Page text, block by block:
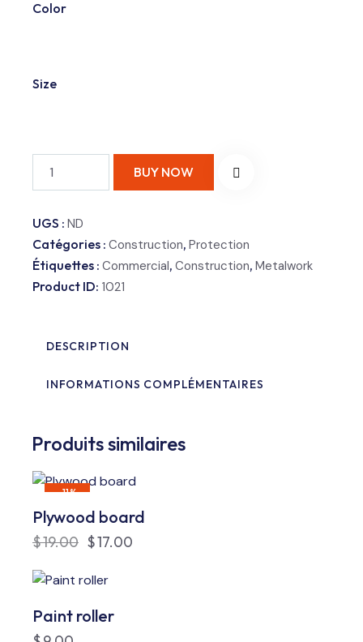
Color
Size
BUY NOW
UGS : ND
Catégories : Construction, Protection
Étiquettes : Commercial, Construction, Metalwork
Product ID: 1021
DESCRIPTION
INFORMATIONS COMPLÉMENTAIRES
Produits similaires
-11%
Plywood board
$19.00 $17.00
Paint roller